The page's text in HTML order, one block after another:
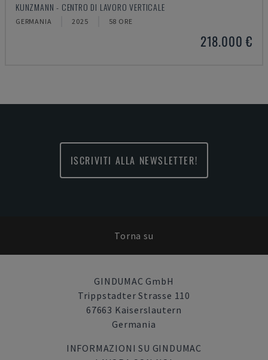
KUNZMANN - CENTRO DI LAVORO VERTICALE
GERMANIA 2025 58 ORE
218.000 €
ISCRIVITI ALLA NEWSLETTER!
Torna su
GINDUMAC GmbH
Trippstadter Strasse 110
67663 Kaiserslautern
Germania
INFORMAZIONI SU GINDUMAC